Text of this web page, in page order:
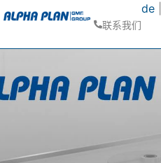
联系我们
de